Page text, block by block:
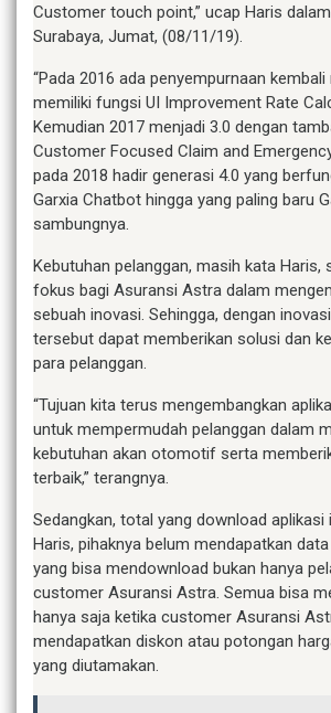
Customer touch point,” ucap Haris
Surabaya, Jumat, (08/11/19).
“Pada 2016 ada penyempurnaan kembali
memiliki fungsi UI Improvement Rate
Kemudian 2017 menjadi 3.0 dengan
Customer Focused Claim and
pada 2018 hadir generasi 4.0 yang
Garxia Chatbot hingga yang paling baru
sambungnya.
Kebutuhan pelanggan, masih kata Haris,
fokus bagi Asuransi Astra dalam
sebuah inovasi. Sehingga, dengan
tersebut dapat memberikan solusi dan
para pelanggan.
“Tujuan kita terus mengembangkan
untuk mempermudah pelanggan dalam
kebutuhan akan otomotif serta
terbaik,” terangnya.
Sedangkan, total yang download aplikasi
Haris, pihaknya belum mendapatkan
yang bisa mendownload bukan hanya
customer Asuransi Astra. Semua bisa
hanya saja ketika customer Asuransi
mendapatkan diskon atau potongan
yang diutamakan.